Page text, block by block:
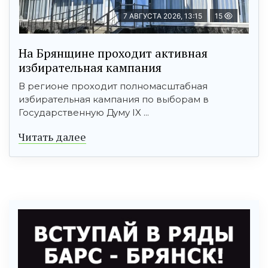
7 АВГУСТА 2026, 13:15 15
На Брянщине проходит активная
избирательная кампания
В регионе проходит полномасштабная
избирательная кампания по выборам в
Государственную Думу IX ...
Читать далее